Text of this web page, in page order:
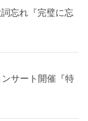
忘れ『完璧に忘
サート開催『特